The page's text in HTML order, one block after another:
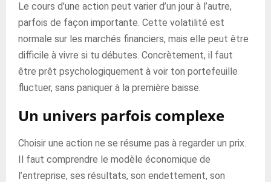
Le cours d’une action peut varier d’un jour à l’autre,
parfois de façon importante. Cette volatilité est
normale sur les marchés financiers, mais elle peut être
difficile à vivre si tu débutes. Concrètement, il faut
être prêt psychologiquement à voir ton portefeuille
fluctuer, sans paniquer à la première baisse.
Un univers parfois complexe
Choisir une action ne se résume pas à regarder un prix.
Il faut comprendre le modèle économique de
l’entreprise, ses résultats, son endettement, son